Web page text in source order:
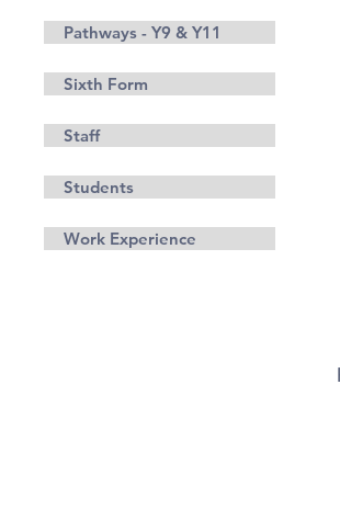
Pathways - Y9 & Y11
Sixth Form
Staff
Students
Work Experience